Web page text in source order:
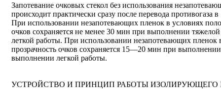
Запотевание очковых стекол без использования
происходит практически сразу после перевода противогаза
При использовании незапотевающих пленок в условиях
очков сохраняется не менее 30 мин при выполнении
леткой работы. При использовании незапотевающих пленок
прозрачность очков сохраняется 15—20 мин при
выполнении легкой работы.
УСТРОЙСТВО И ПРИНЦИП РАБОТЫ ИЗОЛИРУЮЩЕГО